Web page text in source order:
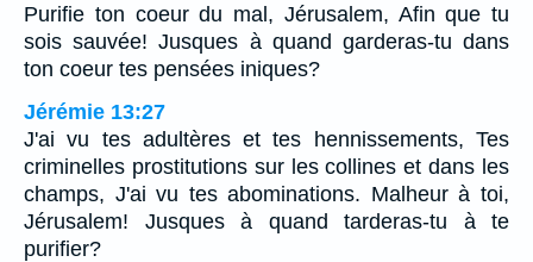
Purifie ton coeur du mal, Jérusalem, Afin que tu
sois sauvée! Jusques à quand garderas-tu dans
ton coeur tes pensées iniques?
Jérémie 13:27
J'ai vu tes adultères et tes hennissements, Tes
criminelles prostitutions sur les collines et dans les
champs, J'ai vu tes abominations. Malheur à toi,
Jérusalem! Jusques à quand tarderas-tu à te
purifier?